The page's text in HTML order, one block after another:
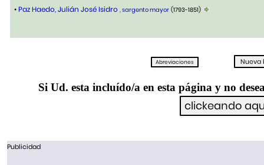
•Paz Haedo, Julián José Isidro , sargento mayor (1793-1851)
Si Ud. esta incluído/a en esta página y no
Publicidad